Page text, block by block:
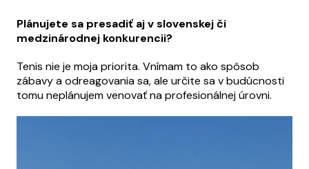
Plánujete sa presadiť aj v slovenskej či
medzinárodnej konkurencii?
Tenis nie je moja priorita. Vnímam to ako spôsob
zábavy a odreagovania sa, ale určite sa v budúcnosti
tomu neplánujem venovať na profesionálnej úrovni.